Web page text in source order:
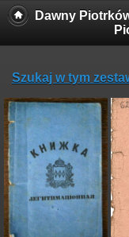
Dawny
Szukaj w tym